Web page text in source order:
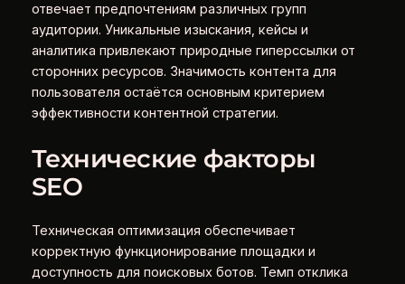
отвечает предпочтениям различных групп
аудитории. Уникальные изыскания, кейсы и
аналитика привлекают природные гиперссылки от
сторонних ресурсов. Значимость контента для
пользователя остаётся основным критерием
эффективности контентной стратегии.
Технические факторы
SEO
Техническая оптимизация обеспечивает
корректную функционирование площадки и
доступность для поисковых ботов. Темп отклика